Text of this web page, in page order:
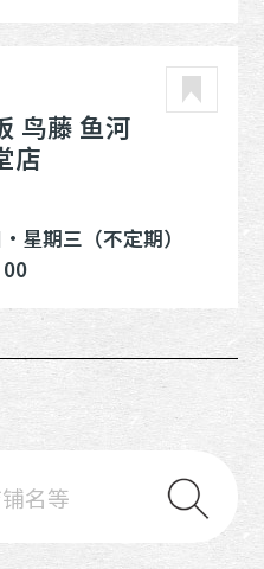
鸟藤 鱼河
店
星期三（不定期）